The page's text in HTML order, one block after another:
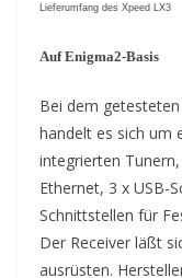
Lieferumfang des Xpeed LX3
Auf Enigma2-Basis
Bei dem
handelt es sich um
integrierten
Ethernet, 3 x USB-
Schnittstellen für
Der Receiver läßt
ausrüsten.